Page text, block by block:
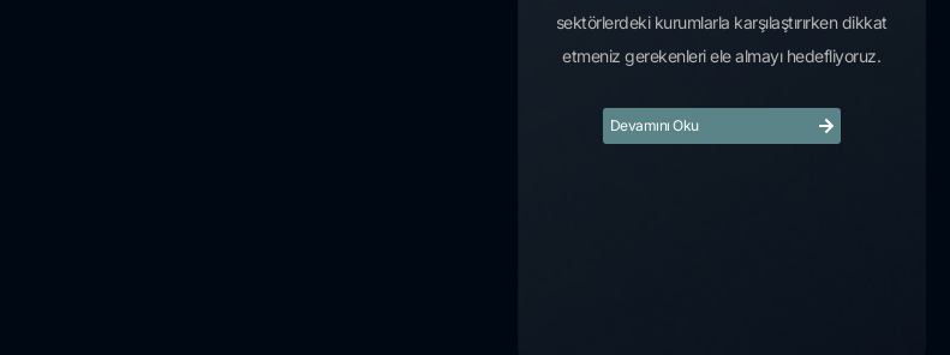
sektörlerdeki kurumlarla karşılaştırırken dikkat
etmeniz gerekenleri ele almayı hedefliyoruz.
Devamını Oku